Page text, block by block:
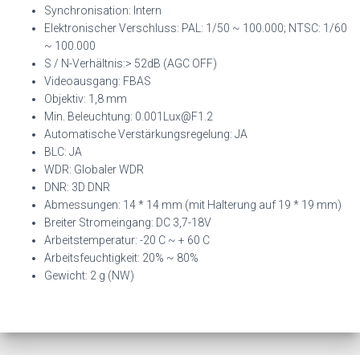
Synchronisation: Intern
Elektronischer Verschluss: PAL: 1/50 ~ 100.000; NTSC: 1/60
~ 100.000
S / N-Verhältnis:> 52dB (AGC OFF)
Videoausgang: FBAS
Objektiv: 1,8 mm
Min. Beleuchtung: 0.001Lux@F1.2
Automatische Verstärkungsregelung: JA
BLC: JA
WDR: Globaler WDR
DNR: 3D DNR
Abmessungen: 14 * 14 mm (mit Halterung auf 19 * 19 mm)
Breiter Stromeingang: DC 3,7-18V
Arbeitstemperatur: -20 C ~ + 60 C
Arbeitsfeuchtigkeit: 20% ~ 80%
Gewicht: 2 g (NW)